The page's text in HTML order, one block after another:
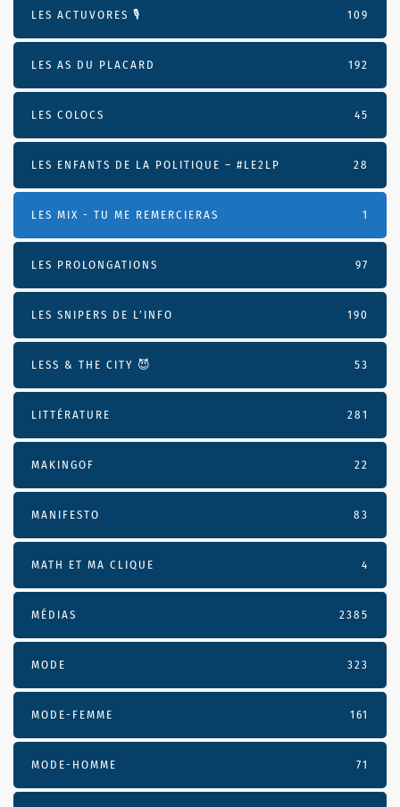
LES ACTUVORES 🎙 109
LES AS DU PLACARD 192
LES COLOCS 45
LES ENFANTS DE LA POLITIQUE – #LE2LP 28
LES MIX - TU ME REMERCIERAS 1
LES PROLONGATIONS 97
LES SNIPERS DE L’INFO 190
LESS & THE CITY 😈 53
LITTÉRATURE 281
MAKINGOF 22
MANIFESTO 83
MATH ET MA CLIQUE 4
MÉDIAS 2385
MODE 323
MODE-FEMME 161
MODE-HOMME 71